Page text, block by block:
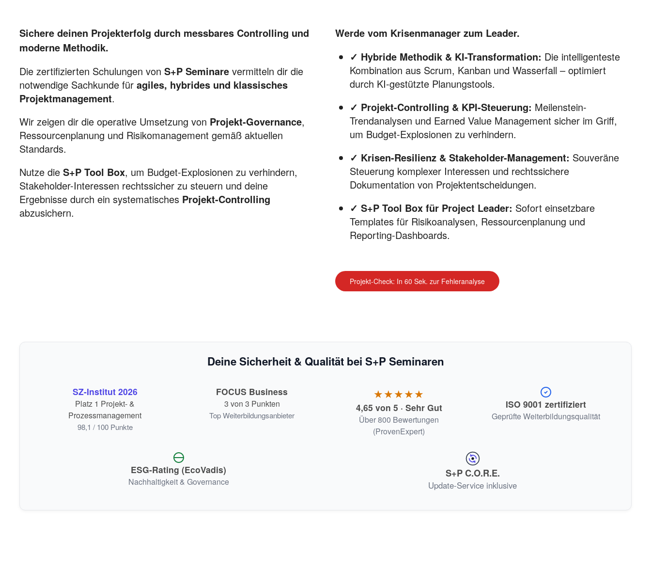
Sichere deinen Projekterfolg durch messbares Controlling und
moderne Methodik.
Die zertifizierten Schulungen von S+P Seminare vermitteln dir die
notwendige Sachkunde für agiles, hybrides und klassisches
Projektmanagement.
Wir zeigen dir die operative Umsetzung von Projekt-Governance,
Ressourcenplanung und Risikomanagement gemäß aktuellen
Standards.
Nutze die S+P Tool Box, um Budget-Explosionen zu verhindern,
Stakeholder-Interessen rechtssicher zu steuern und deine
Ergebnisse durch ein systematisches Projekt-Controlling
abzusichern.
Werde vom Krisenmanager zum Leader.
✓ Hybride Methodik & KI-Transformation: Die intelligenteste
Kombination aus Scrum, Kanban und Wasserfall – optimiert
durch KI-gestützte Planungstools.
✓ Projekt-Controlling & KPI-Steuerung: Meilenstein-
Trendanalysen und Earned Value Management sicher im Griff,
um Budget-Explosionen zu verhindern.
✓ Krisen-Resilienz & Stakeholder-Management: Souveräne
Steuerung komplexer Interessen und rechtssichere
Dokumentation von Projektentscheidungen.
✓ S+P Tool Box für Project Leader: Sofort einsetzbare
Templates für Risikoanalysen, Ressourcenplanung und
Reporting-Dashboards.
Projekt-Check: In 60 Sek. zur Fehleranalyse
Deine Sicherheit & Qualität bei S+P Seminaren
SZ-Institut 2026
Platz 1 Projekt- &
Prozessmanagement
98,1 / 100 Punkte
FOCUS Business
3 von 3 Punkten
Top Weiterbildungsanbieter
★★★★★
4,65 von 5 · Sehr Gut
Über 800 Bewertungen
(ProvenExpert)
ISO 9001 zertifiziert
Geprüfte Weiterbildungsqualität
ESG-Rating (EcoVadis)
Nachhaltigkeit & Governance
S+P C.O.R.E.
Update-Service inklusive